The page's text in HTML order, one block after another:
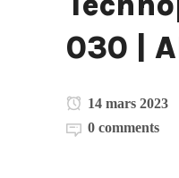
030 |
14 mars 2023
0 comments